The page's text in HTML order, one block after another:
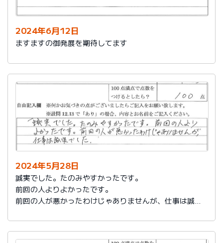
2024年6月12日
ますますの御発展を期待してます
2024年5月28日
誠実でした。たのみやすかったです。
前回の人よりよかったです。
前回の人が悪かったわけじゃありませんが、仕事は誠実